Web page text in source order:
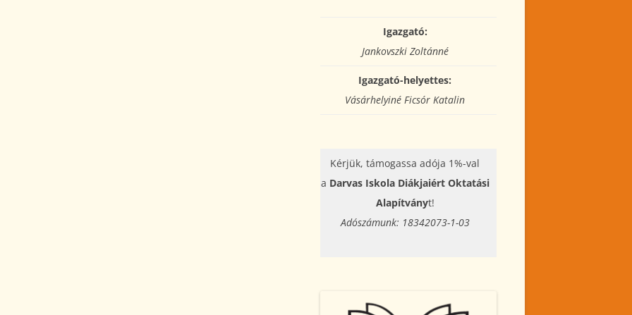
Igazgató:
Jankovszki Zoltánné
Igazgató-helyettes:
Vásárhelyiné Ficsór Katalin
Kérjük, támogassa adója 1%-val
a Darvas Iskola Diákjaiért Oktatási
Alapítványt!
Adószámunk: 18342073-1-03